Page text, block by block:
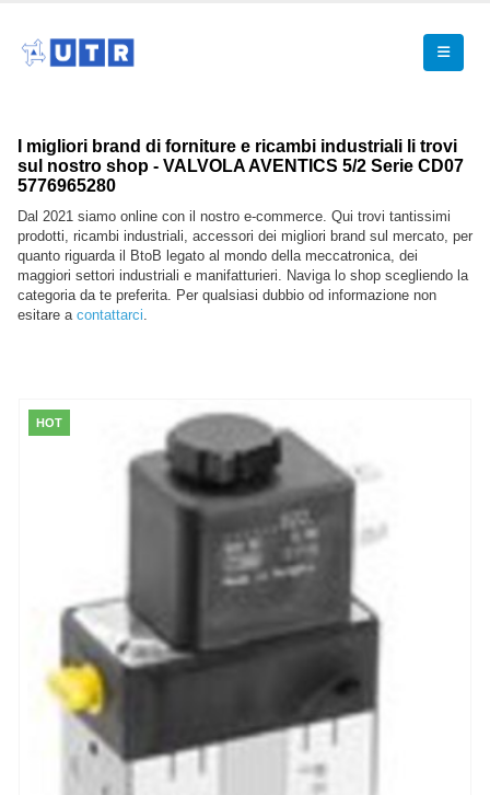
I migliori brand di forniture e ricambi industriali li trovi
sul nostro shop - VALVOLA AVENTICS 5/2 Serie CD07
5776965280
Dal 2021 siamo online con il nostro e-commerce. Qui trovi tantissimi
prodotti, ricambi industriali, accessori dei migliori brand sul mercato, per
quanto riguarda il BtoB legato al mondo della meccatronica, dei
maggiori settori industriali e manifatturieri. Naviga lo shop scegliendo la
categoria da te preferita. Per qualsiasi dubbio od informazione non
esitare a contattarci.
HOT